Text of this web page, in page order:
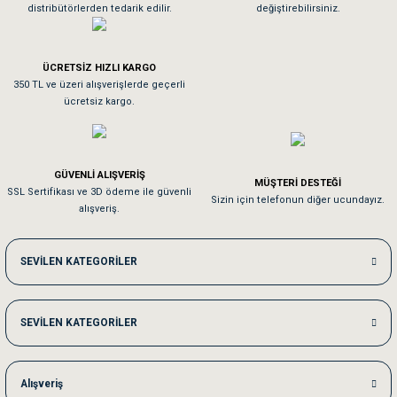
Tavşanım kafesinin kalitesine ve paketlemesine bayıldım
Sa**** On******
Kedilerim beğeniyorlar. Memnunuz. Uygun fiyatta olması iyi.
Me***** Ya******
Akşam verdiğim sipariş bir sonraki gün elime ulaştı. Jack russell köpeğim
Ka***** Ar******
Ufak bir sorun harici sorun olmadı sağolsunlar onuda hemen çözdüler
distribütörlerden tedarik edilir.
değiştirebilirsiniz.
ÜCRETSİZ HIZLI KARGO
350 TL ve üzeri alışverişlerde geçerli
ücretsiz kargo.
GÜVENLİ ALIŞVERİŞ
SSL Sertifikası ve 3D ödeme ile güvenli
alışveriş.
MÜŞTERİ DESTEĞİ
Sizin için telefonun diğer ucundayız.
SEVİLEN KATEGORİLER
SEVİLEN KATEGORİLER
Alışveriş